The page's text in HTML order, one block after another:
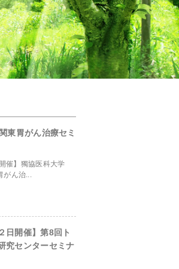
on line
東胃がん治療セミ
開催】獨協医科大学
がん治...
日開催】第8回ト
究センターセミナ